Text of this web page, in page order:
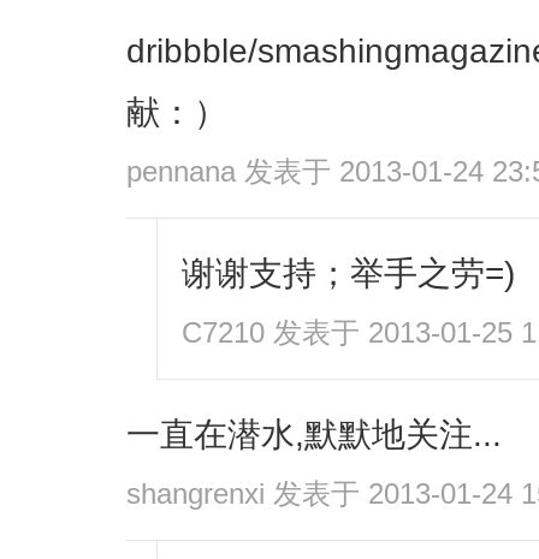
dribbble/
献：）
pennana 发表于 2013-01-24
谢谢支持；举手之劳=)
C7210 发表于 2013-01-25
一直在潜水,默默地关注...
shangrenxi 发表于 2013-01-24